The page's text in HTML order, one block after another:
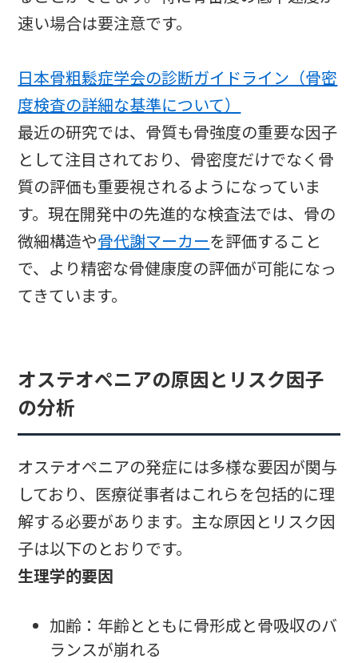
速い場合は要注意です。
日本骨粗鬆症学会の診断ガイドライン（骨密
度検査の詳細な基準について）
最近の研究では、骨質も骨強度の重要な因子
として注目されており、骨密度だけでなく骨
質の評価も重要視されるようになっていま
す。現在開発中の先進的な検査法では、骨の
微細構造や骨代謝マーカーを評価すること
で、より精密な骨健康度の評価が可能になっ
てきています。
オステオペニアの原因とリスク因子
の分析
オステオペニアの発症には多様な要因が関与
しており、医療従事者はこれらを包括的に理
解する必要があります。主な原因とリスク因
子は以下のとおりです。
生理学的要因
加齢：年齢とともに骨形成と骨吸収のバ
ランスが崩れる